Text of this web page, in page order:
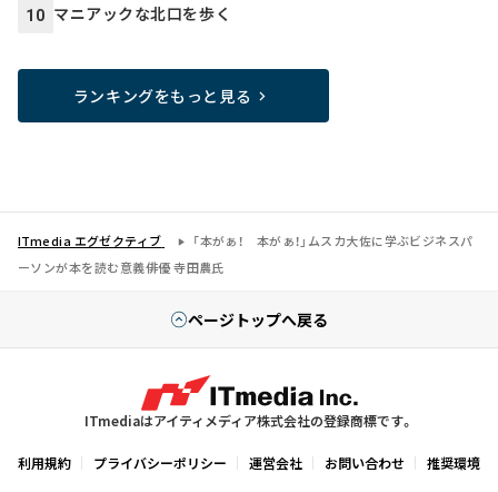
10 マニアックな北口を歩く
ランキングをもっと見る
ITmedia エグゼクティブ
「本がぁ！ 本がぁ！」ムスカ大佐に学ぶビジネスパ
ーソンが本を読む意義――俳優 寺田農氏
ページトップへ戻る
ITmediaはアイティメディア株式会社の登録商標です。
利用規約 プライバシーポリシー 運営会社 お問い合わせ 推奨環境